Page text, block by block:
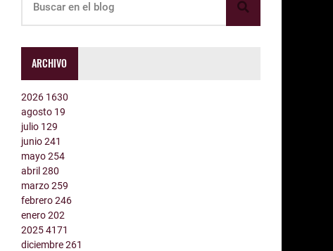
ARCHIVO
2026 1630
agosto 19
julio 129
junio241
mayo254
abril280
marzo259
febrero246
enero202
20254171
diciembre261